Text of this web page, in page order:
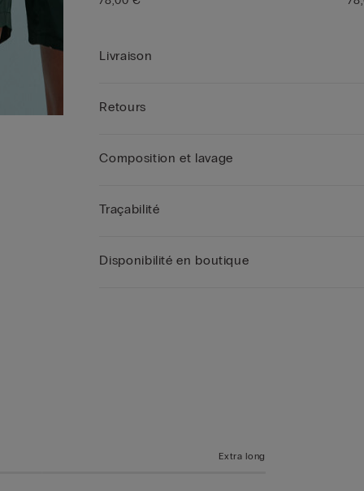
Livraison
Retours
Composition et lavage
Traçabilité
Disponibilité en boutique
Extra long